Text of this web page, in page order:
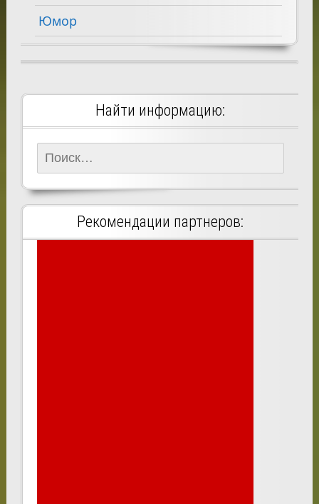
Юмор
Найти информацию:
Найти:
Рекомендации партнеров: